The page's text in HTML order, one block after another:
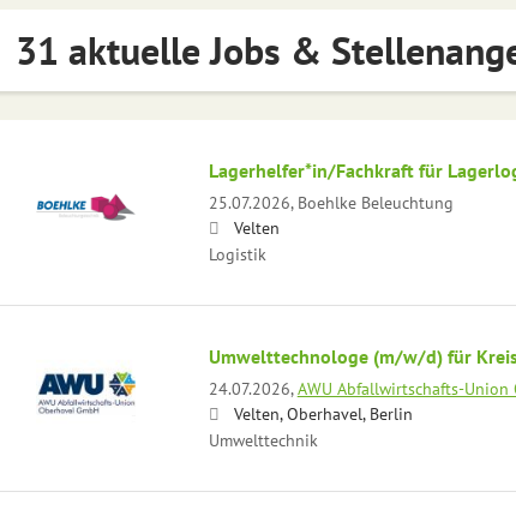
31 aktuelle Jobs &
Lagerhelfer*in/Fachkraft für
25.07.2026, Boehlke Beleuchtung
Velten
Logistik
Umwelttechnologe (m/w/d) für
24.07.2026,AWU Abfallwirtschafts-Union
Velten, Oberhavel, Berlin
Umwelttechnik